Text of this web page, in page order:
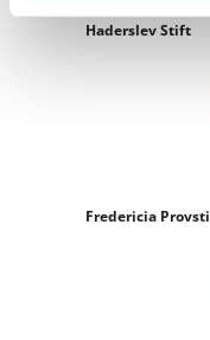
Haderslev Stift
Fredericia Provsti